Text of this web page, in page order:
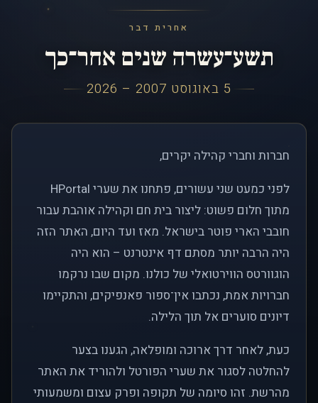
אחרית דבר
תשע־עשרה שנים אחר־כך
5 באוגוסט 2007 – 2026
חברות וחברי קהילה יקרים,
לפני כמעט שני עשורים, פתחנו את שערי HPortal
מתוך חלום פשוט: ליצור בית חם וקהילה אוהבת עבור
חובבי הארי פוטר בישראל. מאז ועד היום, האתר הזה
היה הרבה יותר מסתם דף אינטרנט – הוא היה
הוגוורטס הווירטואלי של כולנו. מקום שבו נרקמו
חברויות אמת, נכתבו אין־ספור פאנפיקים, והתקיימו
דיונים סוערים אל תוך הלילה.
כעת, לאחר דרך ארוכה ומופלאה, הגענו בצער
להחלטה לסגור את שערי הפורטל ולהוריד את האתר
מהרשת. זהו סיומה של תקופה ופרק עצום ומשמעותי